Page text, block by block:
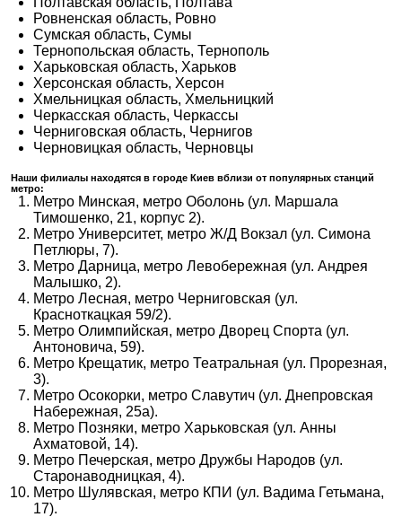
Ровненская область, Ровно
Сумская область, Сумы
Тернопольская область, Тернополь
Харьковская область, Харьков
Херсонская область, Херсон
Хмельницкая область, Хмельницкий
Черкасская область, Черкассы
Черниговская область, Чернигов
Черновицкая область, Черновцы
Наши филиалы находятся в городе Киев вблизи от популярных станций
метро:
Метро Минская, метро Оболонь (ул. Маршала
Тимошенко, 21, корпус 2).
Метро Университет, метро Ж/Д Вокзал (ул. Симона
Петлюры, 7).
Метро Дарница, метро Левобережная (ул. Андрея
Малышко, 2).
Метро Лесная, метро Черниговская (ул.
Красноткацкая 59/2).
Метро Олимпийская, метро Дворец Спорта (ул.
Антоновича, 59).
Метро Крещатик, метро Театральная (ул. Прорезная,
3).
Метро Осокорки, метро Славутич (ул. Днепровская
Набережная, 25а).
Метро Позняки, метро Харьковская (ул. Анны
Ахматовой, 14).
Метро Печерская, метро Дружбы Народов (ул.
Старонаводницкая, 4).
Метро Шулявская, метро КПИ (ул. Вадима Гетьмана,
17).